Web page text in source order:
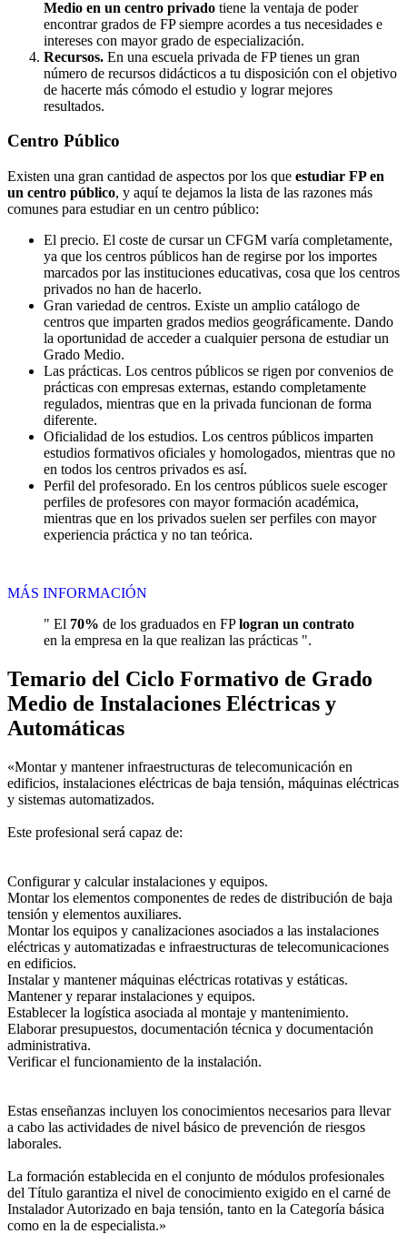
Medio en un centro privado tiene la ventaja de poder
encontrar grados de FP siempre acordes a tus necesidades e
intereses con mayor grado de especialización.
Recursos. En una escuela privada de FP tienes un gran
número de recursos didácticos a tu disposición con el objetivo
de hacerte más cómodo el estudio y lograr mejores
resultados.
Centro Público
Existen una gran cantidad de aspectos por los que estudiar FP en
un centro público, y aquí te dejamos la lista de las razones más
comunes para estudiar en un centro público:
El precio. El coste de cursar un CFGM varía completamente,
ya que los centros públicos han de regirse por los importes
marcados por las instituciones educativas, cosa que los centros
privados no han de hacerlo.
Gran variedad de centros. Existe un amplio catálogo de
centros que imparten grados medios geográficamente. Dando
la oportunidad de acceder a cualquier persona de estudiar un
Grado Medio.
Las prácticas. Los centros públicos se rigen por convenios de
prácticas con empresas externas, estando completamente
regulados, mientras que en la privada funcionan de forma
diferente.
Oficialidad de los estudios. Los centros públicos imparten
estudios formativos oficiales y homologados, mientras que no
en todos los centros privados es así.
Perfil del profesorado. En los centros públicos suele escoger
perfiles de profesores con mayor formación académica,
mientras que en los privados suelen ser perfiles con mayor
experiencia práctica y no tan teórica.
MÁS INFORMACIÓN
" El 70% de los graduados en FPlogran un contrato
en la empresa en la que realizan las prácticas ".
Temario del Ciclo Formativo de Grado
Medio de Instalaciones Eléctricas y
Automáticas
«Montar y mantener infraestructuras de telecomunicación en
edificios, instalaciones eléctricas de baja tensión, máquinas eléctricas
y sistemas automatizados.
Este profesional será capaz de:
Configurar y calcular instalaciones y equipos.
Montar los elementos componentes de redes de distribución de baja
tensión y elementos auxiliares.
Montar los equipos y canalizaciones asociados a las instalaciones
eléctricas y automatizadas e infraestructuras de telecomunicaciones
en edificios.
Instalar y mantener máquinas eléctricas rotativas y estáticas.
Mantener y reparar instalaciones y equipos.
Establecer la logística asociada al montaje y mantenimiento.
Elaborar presupuestos, documentación técnica y documentación
administrativa.
Verificar el funcionamiento de la instalación.
Estas enseñanzas incluyen los conocimientos necesarios para llevar
a cabo las actividades de nivel básico de prevención de riesgos
laborales.
La formación establecida en el conjunto de módulos profesionales
del Título garantiza el nivel de conocimiento exigido en el carné de
Instalador Autorizado en baja tensión, tanto en la Categoría básica
como en la de especialista.»